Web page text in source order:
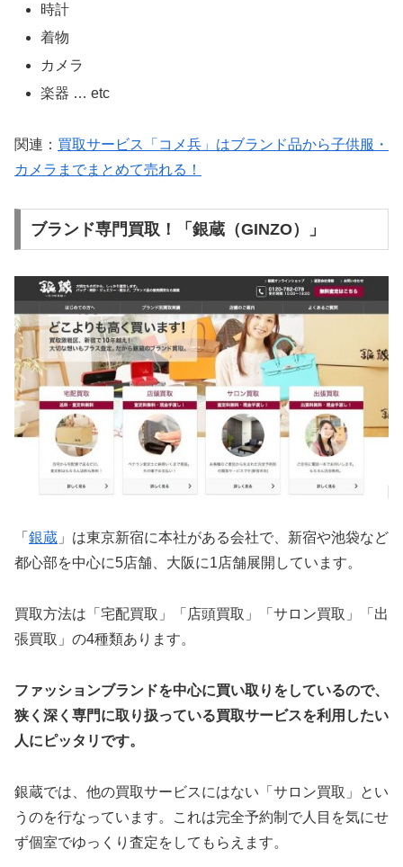
時計
着物
カメラ
楽器 … etc
関連： 買取サービス「コメ兵」はブランド品から子供服・
カメラまでまとめて売れる！
ブランド専門買取！「銀蔵（GINZO）」
「 銀蔵 」は東京新宿に本社がある会社で、新宿や池袋など
都心部を中心に5店舗、大阪に1店舗展開しています。
買取方法は「宅配買取」「店頭買取」「サロン買取」「出
張買取」の4種類あります。
ファッションブランドを中心に買い取りをしているので、
狭く深く専門に取り扱っている買取サービスを利用したい
人にピッタリです。
銀蔵では、他の買取サービスにはない「サロン買取」とい
うのを行なっています。これは完全予約制で人目を気にせ
ず個室でゆっくり査定をしてもらえます。